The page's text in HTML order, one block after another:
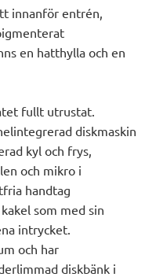
gemensamt avtal
(500/500) och
som ett tillägg till
finns möjligheten att
vatten och el, du
och debiteras i
Du får allt på
vilket
innanför entrén,
en hatthylla och en
fullt utrustat.
diskmaskin
kyl och frys,
och mikro i
handtag
som med sin
intrycket.
och har
diskbänk i